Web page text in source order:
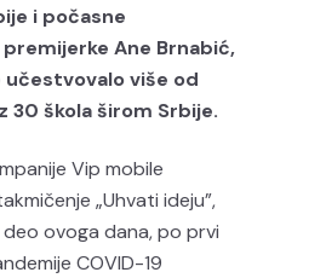
i počasne
Ane Brnabić,
učestvovalo više od
30 škola širom Srbije.
Vip mobile
„Uhvati ideju”,
ovoga dana, po prvi
COVID-19